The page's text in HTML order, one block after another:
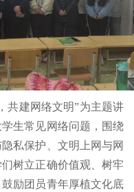
共建网络文明”为主题讲
生常见网络问题，围绕
私保护、文明上网与网
树立正确价值观、树牢
励团员青年厚植文化底